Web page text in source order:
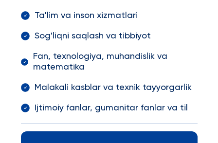
Ta'lim va inson xizmatlari
Sog'liqni saqlash va tibbiyot
Fan, texnologiya, muhandislik va
matematika
Malakali kasblar va texnik tayyorgarlik
Ijtimoiy fanlar, gumanitar fanlar va til